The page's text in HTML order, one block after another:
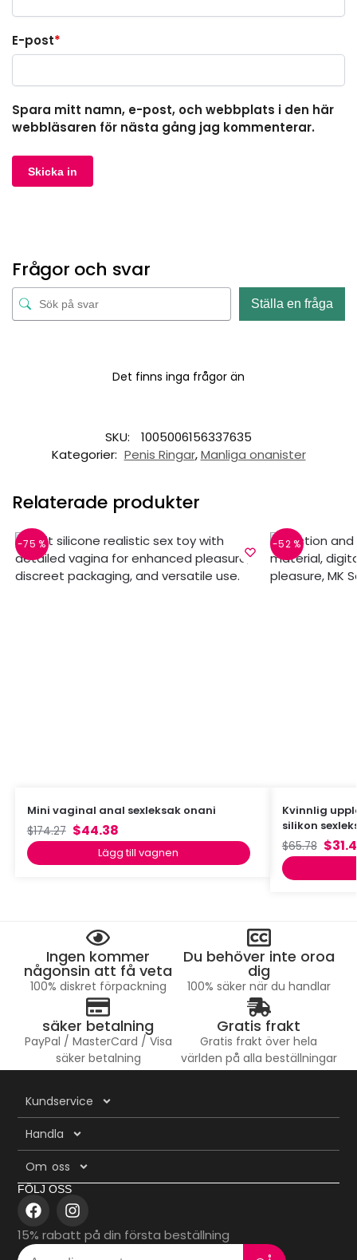
E-post*
Spara mitt namn, e-post, och webbplats i den här
webbläsaren för nästa gång jag kommenterar.
Frågor och svar
Ställa en fråga
Det finns inga frågor än
SKU:
1005006156337635
Kategorier: Penis Ringar,Manliga onanister
Relaterade produkter
-75 %
Mini vaginal anal sexleksak onani
$174.27 $44.38
Lägg till vagnen
-52 %
Kvinnlig
silikon
$65.78 $
Ingen kommer
någonsin att få veta
100% diskret förpackning
Du behöver inte oroa
dig
100% säker när du handlar
säker betalning
PayPal / MasterCard / Visa
säker betalning
Gratis frakt
Gratis frakt över hela
världen på alla beställningar
Kundservice
Handla
Om oss
FÖLJ OSS
15% rabatt på din första beställning